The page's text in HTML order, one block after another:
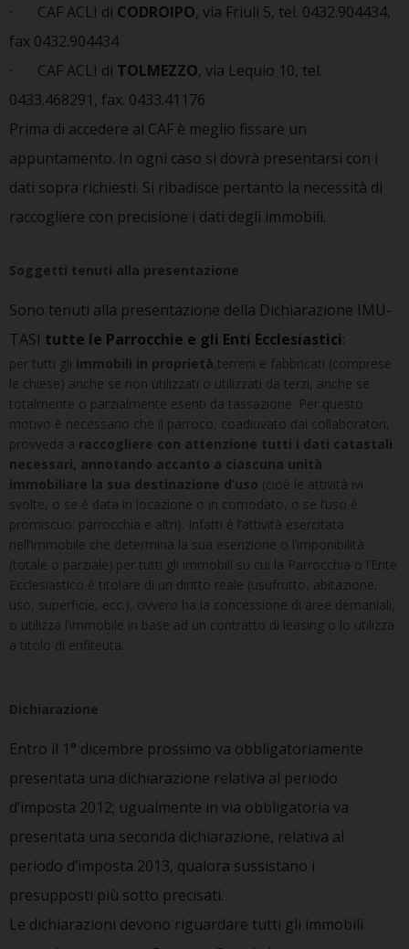
· CAF ACLI di CODROIPO, via Friuli 5, tel. 0432.904434,
fax 0432.904434
· CAF ACLI di TOLMEZZO, via Lequio 10, tel.
0433.468291, fax. 0433.41176
Prima di accedere al CAF è meglio fissare un
appuntamento. In ogni caso si dovrà presentarsi con i
dati sopra richiesti. Si ribadisce pertanto la necessità di
raccogliere con precisione i dati degli immobili.
Soggetti tenuti alla presentazione
Sono tenuti alla presentazione della Dichiarazione IMU-
TASI tutte le Parrocchie e gli Enti Ecclesiastici:
per tutti gli immobili in proprietà ,terreni e fabbricati (comprese
le chiese) anche se non utilizzati o utilizzati da terzi, anche se
totalmente o parzialmente esenti da tassazione. Per questo
motivo è necessario che il parroco, coadiuvato dai collaboratori,
provveda a raccogliere con attenzione tutti i dati catastali
necessari, annotando accanto a ciascuna unità
immobiliare la sua destinazione d’uso (cioè le attività ivi
svolte, o se è data in locazione o in comodato, o se l’uso è
promiscuo: parrocchia e altri). Infatti è l’attività esercitata
nell’immobile che determina la sua esenzione o l’imponibilità
(totale o parziale).per tutti gli immobili su cui la Parrocchia o l’Ente
Ecclesiastico è titolare di un diritto reale (usufrutto, abitazione,
uso, superficie, ecc.), ovvero ha la concessione di aree demaniali,
o utilizza l’immobile in base ad un contratto di leasing o lo utilizza
a titolo di enfiteuta.
Dichiarazione
Entro il 1° dicembre prossimo va obbligatoriamente
presentata una dichiarazione relativa al periodo
d’imposta 2012; ugualmente in via obbligatoria va
presentata una seconda dichiarazione, relativa al
periodo d’imposta 2013, qualora sussistano i
presupposti più sotto precisati.
Le dichiarazioni devono riguardare tutti gli immobili